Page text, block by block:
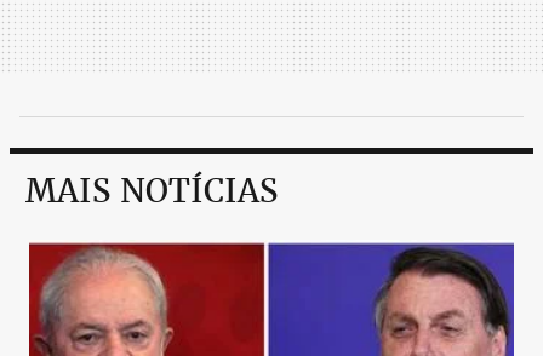
MAIS NOTÍCIAS